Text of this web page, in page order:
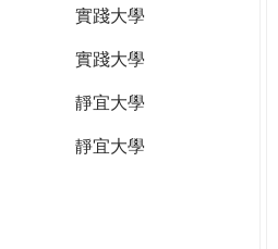
實踐大學
實踐大學
靜宜大學
靜宜大學